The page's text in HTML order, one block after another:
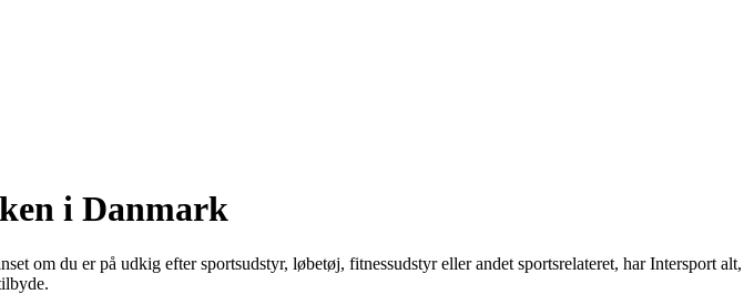
i Danmark
om du er på udkig efter sportsudstyr, løbetøj, fitnessudstyr eller andet sportsrelateret, har Intersport alt,